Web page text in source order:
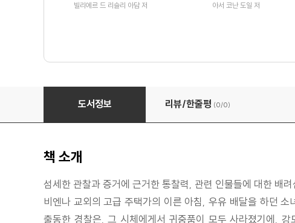
빌리에르 드 리슬리 아담 저 아서 코난 도일 저
불이 꺼진 이유 - 조 뮐러
도서정보 리뷰/한줄평 (0/0)
책 소개
섬세한 관찰과 증거에 근거한 통찰력, 관련 인물들에 대한 배
비엔나 교외의 고급 주택가의 이른 아침, 우유 배달을 하던
출동한 경찰은, 그 시체에게서 귀중품이 모두 사라졌기에,